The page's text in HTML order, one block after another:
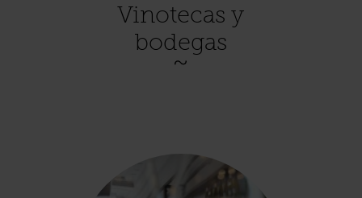
Vinotecas y
bodegas